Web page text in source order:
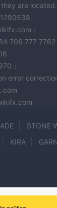
are located.
；
706 777
；
error
STONE
KIRA
TMS Brokers